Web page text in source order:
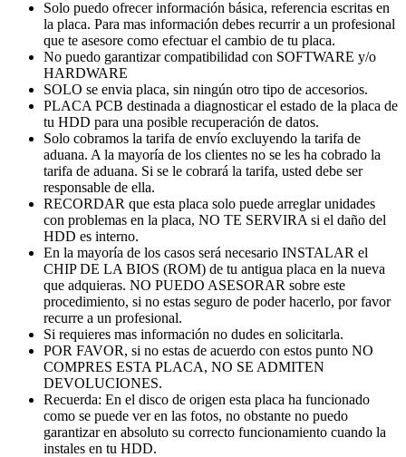
Solo puedo ofrecer información básica, referencia escritas en
la placa. Para mas información debes recurrir a un profesional
que te asesore como efectuar el cambio de tu placa.
No puedo garantizar compatibilidad con SOFTWARE y/o
HARDWARE
SOLO se envia placa, sin ningún otro tipo de accesorios.
PLACA PCB destinada a diagnosticar el estado de la placa de
tu HDD para una posible recuperación de datos.
Solo cobramos la tarifa de envío excluyendo la tarifa de
aduana. A la mayoría de los clientes no se les ha cobrado la
tarifa de aduana. Si se le cobrará la tarifa, usted debe ser
responsable de ella.
RECORDAR que esta placa solo puede arreglar unidades
con problemas en la placa, NO TE SERVIRA si el daño del
HDD es interno.
En la mayoría de los casos será necesario INSTALAR el
CHIP DE LA BIOS (ROM) de tu antigua placa en la nueva
que adquieras. NO PUEDO ASESORAR sobre este
procedimiento, si no estas seguro de poder hacerlo, por favor
recurre a un profesional.
Si requieres mas información no dudes en solicitarla.
POR FAVOR, si no estas de acuerdo con estos punto NO
COMPRES ESTA PLACA, NO SE ADMITEN
DEVOLUCIONES.
Recuerda: En el disco de origen esta placa ha funcionado
como se puede ver en las fotos, no obstante no puedo
garantizar en absoluto su correcto funcionamiento cuando la
instales en tu HDD.